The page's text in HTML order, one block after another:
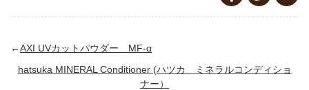
←AXI UVカットパウダー MF‐α
hatsuka MINERAL Conditioner (ハツカ ミネラルコンディショ
ナー）